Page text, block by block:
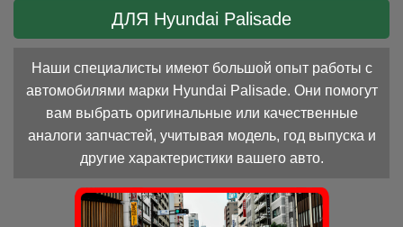
ДЛЯ Hyundai Palisade
Наши специалисты имеют большой опыт работы с
автомобилями марки Hyundai Palisade. Они помогут
вам выбрать оригинальные или качественные
аналоги запчастей, учитывая модель, год выпуска и
другие характеристики вашего авто.